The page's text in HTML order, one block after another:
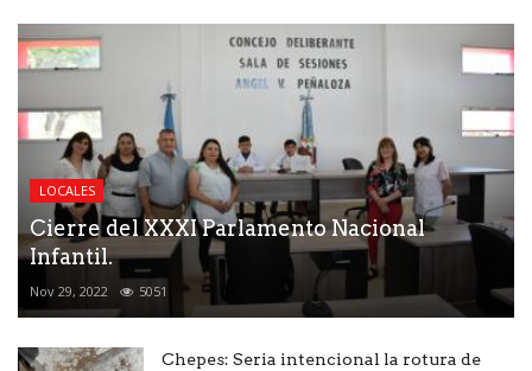
LOCALES
Cierre del XXXI Parlamento Nacional
Infantil.
Nov 29, 2022 5051
Chepes: Seria intencional la rotura de